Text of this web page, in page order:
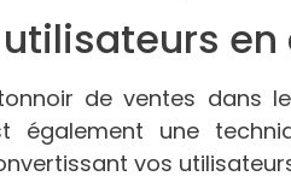
de ventes dans
également une
vos